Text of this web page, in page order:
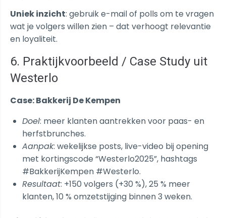
Uniek inzicht: gebruik e-mail of polls om te vragen
wat je volgers willen zien – dat verhoogt relevantie
en loyaliteit.
6. Praktijkvoorbeeld / Case Study uit
Westerlo
Case: Bakkerij De Kempen
Doel: meer klanten aantrekken voor paas- en
herfstbrunches.
Aanpak: wekelijkse posts, live-video bij opening
met kortingscode “Westerlo2025”, hashtags
#BakkerijKempen #Westerlo.
Resultaat: +150 volgers (+30 %), 25 % meer
klanten, 10 % omzetstijging binnen 3 weken.